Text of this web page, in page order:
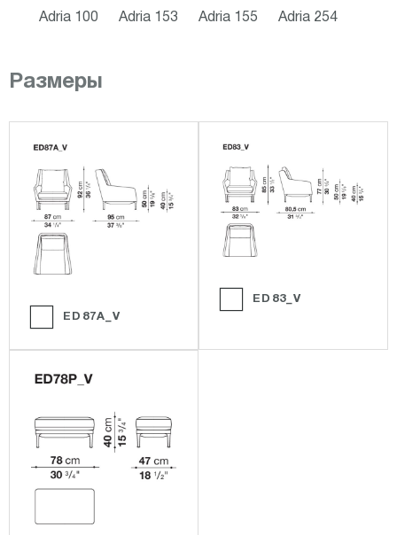
Adria 100 Adria 153 Adria 155 Adria 254
Размеры
ED87A_V
ED83_V